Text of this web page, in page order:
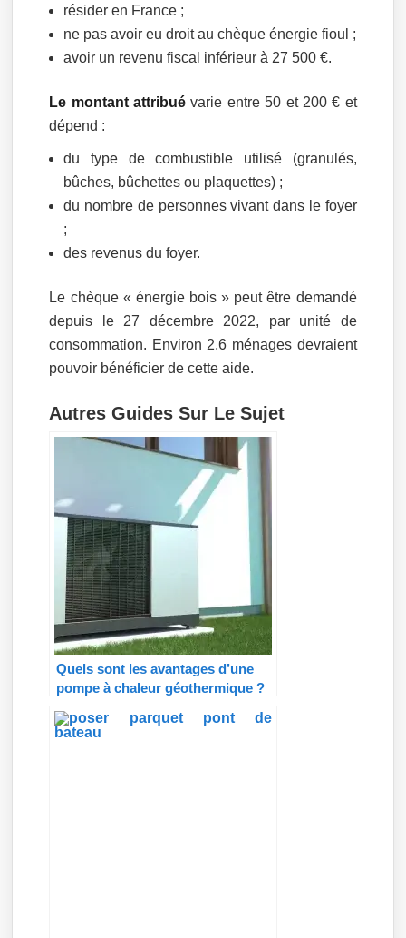
résider en France ;
ne pas avoir eu droit au chèque énergie fioul ;
avoir un revenu fiscal inférieur à 27 500 €.
Le montant attribué varie entre 50 et 200 € et
dépend :
du type de combustible utilisé (granulés,
bûches, bûchettes ou plaquettes) ;
du nombre de personnes vivant dans le foyer
;
des revenus du foyer.
Le chèque « énergie bois » peut être demandé
depuis le 27 décembre 2022, par unité de
consommation. Environ 2,6 ménages devraient
pouvoir bénéficier de cette aide.
Autres Guides Sur Le Sujet
Quels sont les avantages d’une
pompe à chaleur géothermique ?